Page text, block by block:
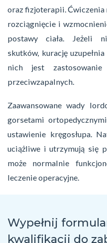
oraz fizjoterapii. Ćwiczenia
rozciągnięcie i
postawy ciała. Jeżeli
skutków, kurację
nich jest
przeciwzapalnych.
Zaawansowane wady
gorsetami
ustawienie kręgosłupa.
uciążliwe i utrzymują się
może normalnie
leczenie operacyjne.
Wypełnij
kwalifikacji do